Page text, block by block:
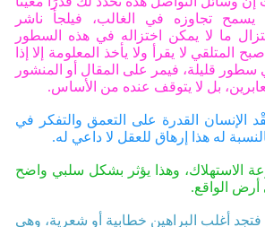
يسمح تجاوزه في الغالب، فيلجأ ناشر
ما لا يمكن اختزاله في هذه السطور
المتلقي لا يقرأ ولا يأخذ المعلومة إلا إذا
قليلة، فيمر على المقال أو المنشور
بل لا يتوقف عنده من الأساس.
الإنسان القدرة على التعمق والتفكر في
له هذا إرهاق للعقل لا داعي له.
الاستهلاك، وهذا يؤثر بشكل سلبي واضح
أرض الواقع.
فتجد أغلب البراهين خطابية أو شعرية، وهي